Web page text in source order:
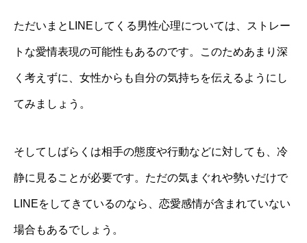
ただいまとLINEしてくる男性心理については、ストレー
トな愛情表現の可能性もあるのです。このためあまり深
く考えずに、女性からも自分の気持ちを伝えるようにし
てみましょう。
そしてしばらくは相手の態度や行動などに対しても、冷
静に見ることが必要です。ただの気まぐれや勢いだけで
LINEをしてきているのなら、恋愛感情が含まれていない
場合もあるでしょう。